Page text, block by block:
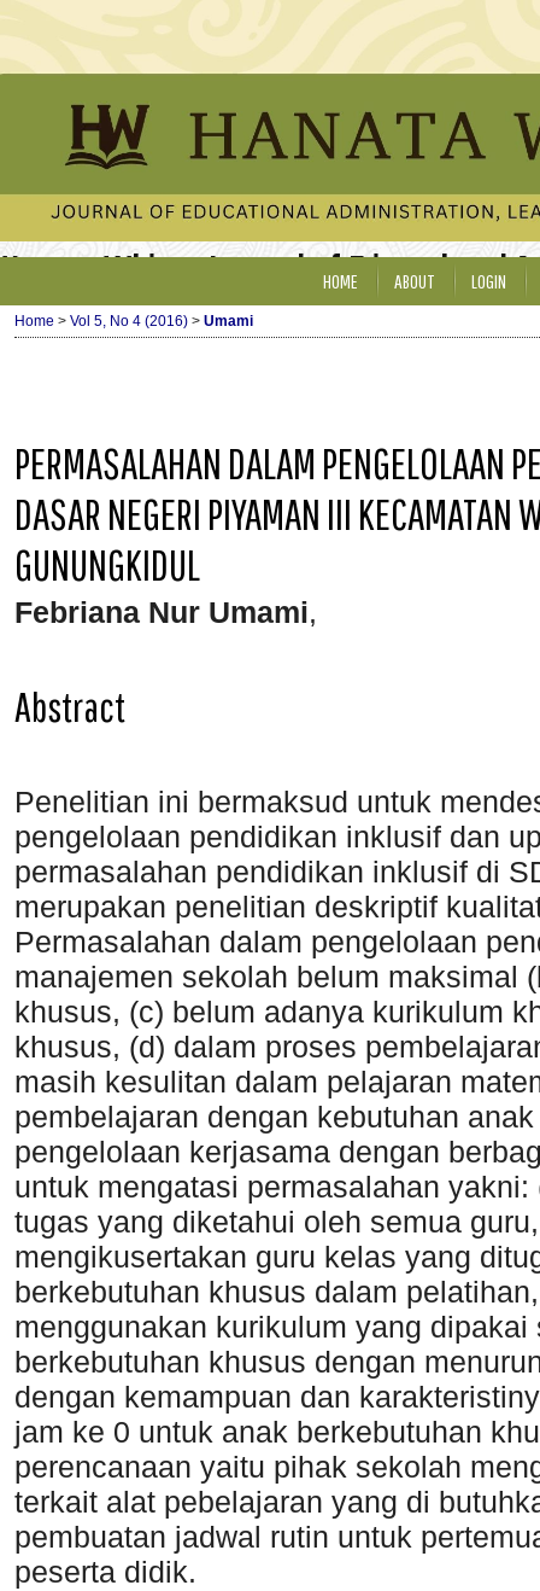
Hanata Widya: Journal of Educational
HOME ABOUT LOGIN
Home > Vol 5, No 4 (2016) > Umami
PERMASALAHAN DALAM PENGELOLAAN
DASAR NEGERI PIYAMAN III KECAMATAN
GUNUNGKIDUL
Febriana Nur Umami,
Abstract
Penelitian ini bermaksud untuk
pengelolaan pendidikan inklusif dan
permasalahan pendidikan inklusif di
merupakan penelitian deskriptif
Permasalahan dalam pengelolaan
manajemen sekolah belum maksimal
khusus, (c) belum adanya kurikulum
khusus, (d) dalam proses
masih kesulitan dalam pelajaran
pembelajaran dengan kebutuhan
pengelolaan kerjasama dengan
untuk mengatasi permasalahan
tugas yang diketahui oleh semua
mengikusertakan guru kelas yang
berkebutuhan khusus dalam
menggunakan kurikulum yang
berkebutuhan khusus dengan
dengan kemampuan dan
jam ke 0 untuk anak berkebutuhan
perencanaan yaitu pihak sekolah
terkait alat pebelajaran yang di
pembuatan jadwal rutin untuk
peserta didik.